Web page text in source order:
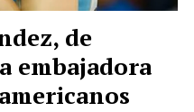
de
embajadora